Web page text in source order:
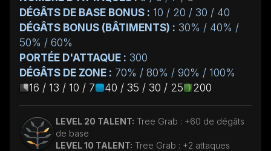
DÉGÂTS DE BASE BONUS : 10 / 20 / 30 / 40
DÉGÂTS BONUS (BÂTIMENTS) : 30% / 40% /
50% / 60%
PORTÉE D'ATTAQUE : 300
DÉGÂTS DE ZONE : 70% / 80% / 90% / 100%
16 / 13 / 10 / 7
40 / 35 / 30 / 25 200
LEVEL 20 TALENT: Tree Grab : +60 de dégâts
de base
LEVEL 10 TALENT: Tree Grab : +2 attaques